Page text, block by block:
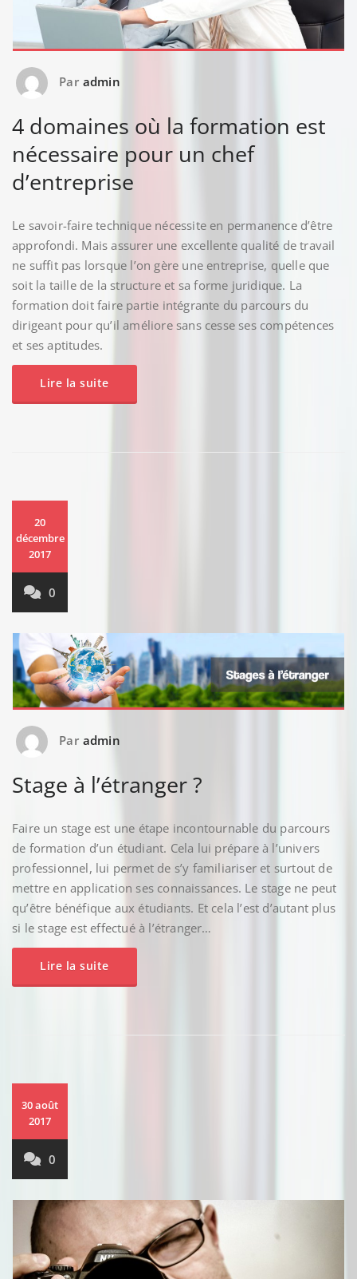
Par admin
4 domaines où la formation est
nécessaire pour un chef
d’entreprise
Le savoir-faire technique nécessite en permanence d’être
approfondi. Mais assurer une excellente qualité de travail
ne suffit pas lorsque l’on gère une entreprise, quelle que
soit la taille de la structure et sa forme juridique. La
formation doit faire partie intégrante du parcours du
dirigeant pour qu’il améliore sans cesse ses compétences
et ses aptitudes.
Lire la suite
20
décembre
2017
0
Par admin
Stage à l’étranger ?
Faire un stage est une étape incontournable du parcours
de formation d’un étudiant. Cela lui prépare à l’univers
professionnel, lui permet de s’y familiariser et surtout de
mettre en application ses connaissances. Le stage ne peut
qu’être bénéfique aux étudiants. Et cela l’est d’autant plus
si le stage est effectué à l’étranger…
Lire la suite
30 août
2017
0